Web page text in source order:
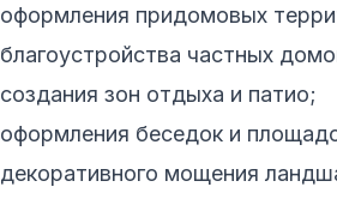
оформления придомовых
благоустройства частных
создания зон отдыха и патио;
оформления беседок и
декоративного мощения